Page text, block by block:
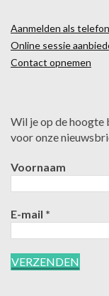
Aanmelden als
Online sessie
Contact opnemen
Wil je op de hoogte
voor onze
Voornaam
E-mail *